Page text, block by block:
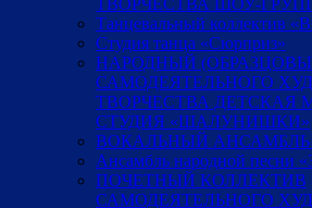
Танцевальный коллектив
Студия танца «Сюрприз»
НАРОДНЫЙ
САМОДЕЯТЕЛЬНОГО
ТВОРЧЕСТВА ДЕТСКАЯ
СТУДИЯ «ШАЛУНИШКИ»
ВОКАЛЬНЫЙ АНСАМБЛЬ
Ансамбль народной песни
ПОЧЕТНЫЙ КОЛЛЕКТИВ
САМОДЕЯТЕЛЬНОГО